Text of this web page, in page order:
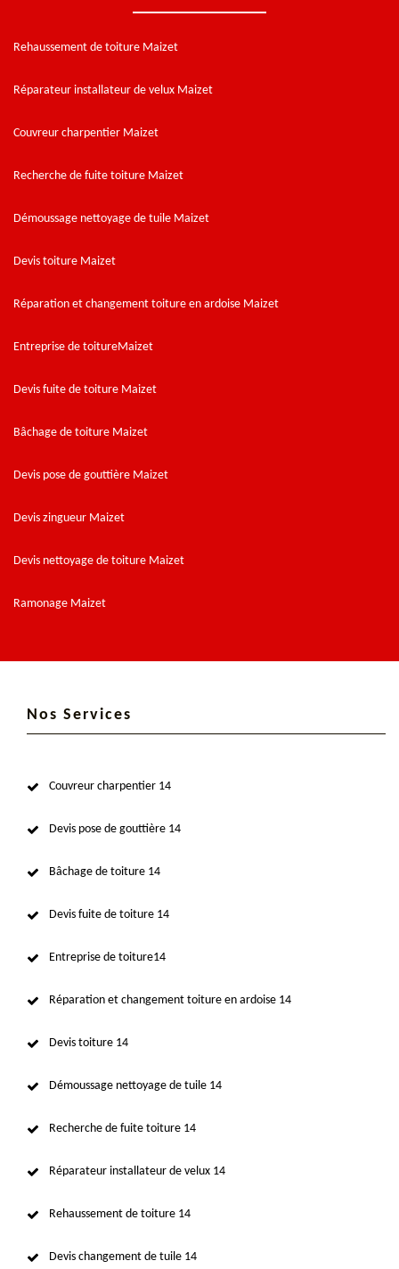
Rehaussement de toiture Maizet
Réparateur installateur de velux Maizet
Couvreur charpentier Maizet
Recherche de fuite toiture Maizet
Démoussage nettoyage de tuile Maizet
Devis toiture Maizet
Réparation et changement toiture en ardoise Maizet
Entreprise de toitureMaizet
Devis fuite de toiture Maizet
Bâchage de toiture Maizet
Devis pose de gouttière Maizet
Devis zingueur Maizet
Devis nettoyage de toiture Maizet
Ramonage Maizet
Nos Services
Couvreur charpentier 14
Devis pose de gouttière 14
Bâchage de toiture 14
Devis fuite de toiture 14
Entreprise de toiture14
Réparation et changement toiture en ardoise 14
Devis toiture 14
Démoussage nettoyage de tuile 14
Recherche de fuite toiture 14
Réparateur installateur de velux 14
Rehaussement de toiture 14
Devis changement de tuile 14